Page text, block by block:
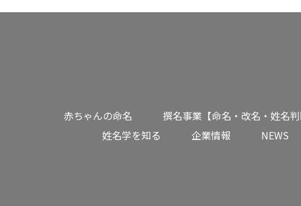
赤ちゃんの命名 撰名事業【命名・改名・姓名判
姓名学を知る
企業情報 NEWS